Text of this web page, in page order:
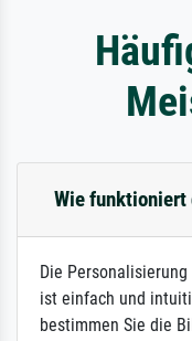
Wie funktioniert
Die
ist einfach und
bestimmen Sie die